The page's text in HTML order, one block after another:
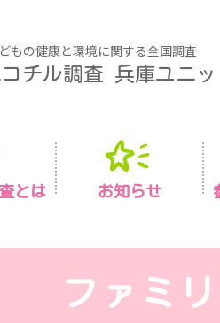
もの健康と環境に関する全国調査
チル調査 兵庫ユニ
とは お知らせ
ファミ